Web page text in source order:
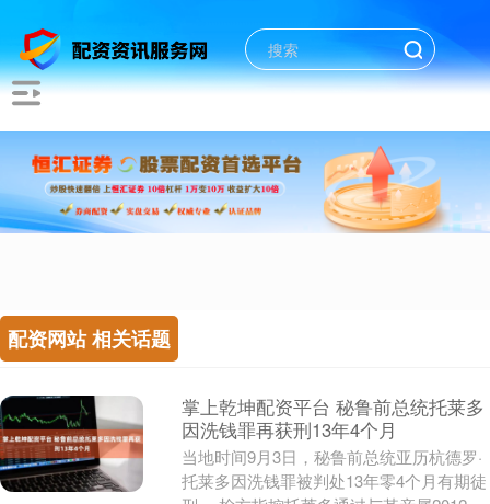
配资网站 相关话题
掌上乾坤配资平台 秘鲁前总统托莱多
因洗钱罪再获刑13年4个月
当地时间9月3日，秘鲁前总统亚历杭德罗·
托莱多因洗钱罪被判处13年零4个月有期徒